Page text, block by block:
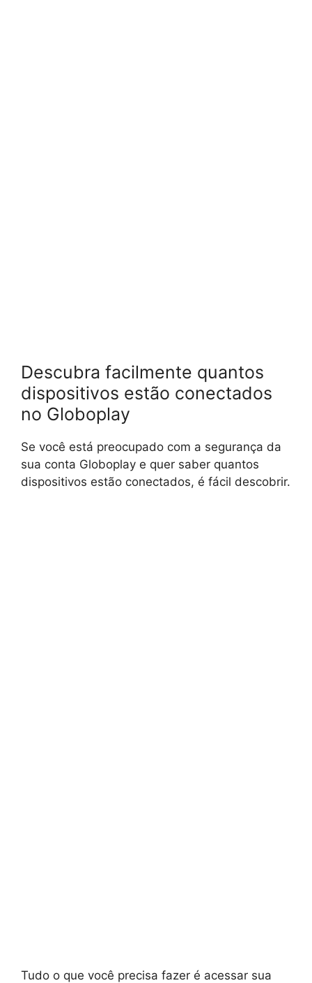
Descubra facilmente quantos
dispositivos estão conectados
no Globoplay
Se você está preocupado com a segurança da
sua conta Globoplay e quer saber quantos
dispositivos estão conectados, é fácil descobrir.
Tudo o que você precisa fazer é acessar sua